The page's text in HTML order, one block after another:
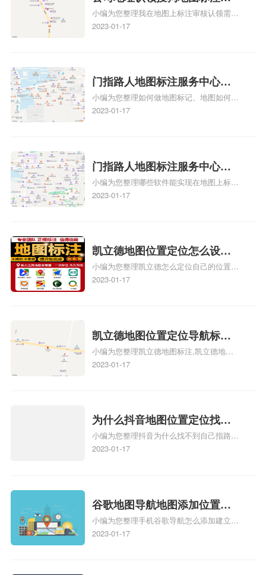
说，实体指路人地
久审核？公司地址认领地图标
注多久审核？
小编为您整理我在地图上标注审核认领需要
多久、我在地图上标注审核认领需要多久
情可查看下方正文！
2023-01-17
门指路人地图标注服务中心如
何做花小猪打车地图位置标
记？门指路人地图标注服务中
小编为您整理如何做地图标记、地图如何做
标记、so搜街景中如何做标记、360e启花贷
关地图标注知识，详情可查看下方正文！
2023-01-17
门指路人地图标注服务中心地
图位置地址标记？门指路人地
图标注服务中心苹果地图位置
小编为您整理哪些软件能实现在地图上标记
门指路人地图标注服务中心位置、门指路人
门指路人地图标注服务中心地址标注上地图
怎么弄相关地图标注知识，详情可查看下方
正文！
2023-01-17
凯立德地图位置定位怎么设置
自己的指路人地图标注服务中
心名？凯立德地图位置定位怎
小编为您整理凯立德怎么定位自己的位置
啊、手机凯立德地图定位怎么设置往上走、
地图标注服务中心铺招牌相关地图标注知
识，详情可查看下方正文！
2023-01-17
凯立德地图位置定位导航标
注？凯立德地图位置定位,导航,
标注？
小编为您整理凯立德地图标注,凯立德地图
标注怎么做啊、凯立德地图标注,凯立德地
相关地图标注知识，详情可查看下方正文！
2023-01-17
为什么抖音地图位置定位找不
到了？抖音为什么找不到当前
定位了？
小编为您整理抖音为什么找不到自己指路人
地图标注服务中心铺的位置、地图位置更新
服务中心位置、抖音突然不显示定位了相关
地图标注知识，详情可查看下方正文！
2023-01-17
谷歌地图导航地图添加位置？
添加谷歌地图导航位置？
小编为您整理手机谷歌导航怎么添加建立多
人位置、如何在地图，谷歌地图添加公司位
2023-01-17